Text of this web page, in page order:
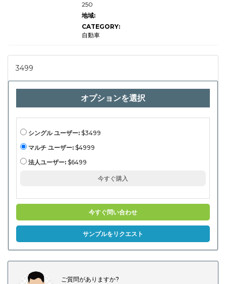
タイプ
充電ケ
ル、
DC充
アプリ
ョン
宅、商
共イン
フラス
地域分
2024-
2031
250
地域:
CATEGORY:
自動車
3499
オプションを選択
シングル ユーザー: $3499
マルチ ユーザー: $4999
法人ユーザー: $6499
今すぐ購入
今すぐ問い合わせ
サンプルをリクエスト
ご質問がありますか?